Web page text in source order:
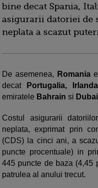
bine decat Spania,
asigurarii datoriei de
neplata a scazut
De asemenea, Romania
decat
Portugalia,
emiratele Bahrain si Dubai
Costul asigurarii
neplata, exprimat prin
(CDS) la cinci ani, a
puncte procentuale) in
445 puncte de baza (4,45
patrulea al anului trecut.